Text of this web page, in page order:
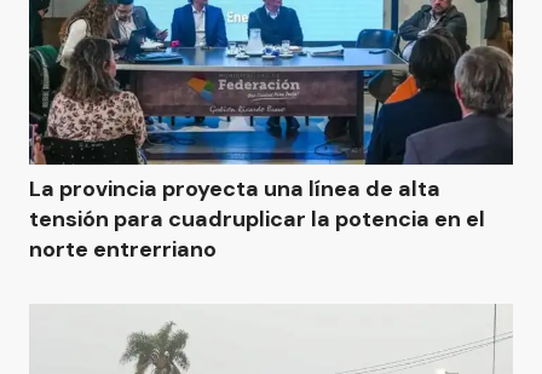
La provincia proyecta una línea de alta
tensión para cuadruplicar la potencia en el
norte entrerriano